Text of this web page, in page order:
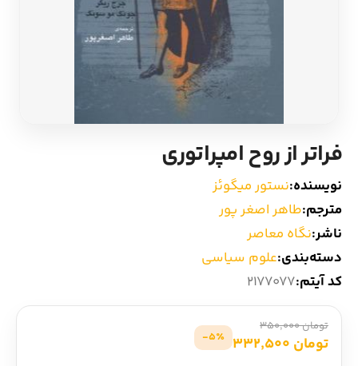
سایر کشورهای اروپا
داستان کوتاه
شعر و متون کهن
ادبیات
فراتر از روح امپراتوری
نویسنده:نستور میگوئز
مترجم:طاهر اصغر پور
ناشر:نگاه معاصر
دسته‌بندی:علوم سیاسی
کد آیتم:2177077
تومان 350,000
تومان 332,500 5٪-